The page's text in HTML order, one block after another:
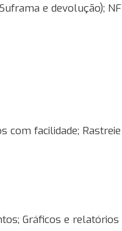
e devolução);
com facilidade;
Gráficos e